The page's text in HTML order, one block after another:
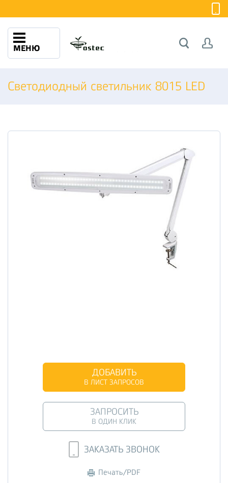
МЕНЮ
Светодиодный светильник 8015 LED
ДОБАВИТЬ
В ЛИСТ ЗАПРОСОВ
ЗАПРОСИТЬ
В ОДИН КЛИК
ЗАКАЗАТЬ ЗВОНОК
Печать/PDF